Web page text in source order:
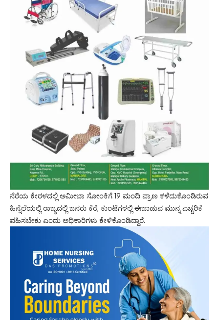
ನೆರೆಯ ಕೇರಳದಲ್ಲಿ ಅಮೀಬಾ ಸೋಂಕಿಗೆ 19 ಮಂದಿ ಪ್ರಾಣ ಕಳೆದುಕೊಂಡಿರುವ
ಹಿನ್ನೆಲೆಯಲ್ಲಿ ರಾಜ್ಯದಲ್ಲಿ ಜನರು ಕೆರೆ, ಕುಂಟೆಗಳಲ್ಲಿ ಈಜಾಡುವ ಮುನ್ನ ಎಚ್ಚರಿಕೆ
ವಹಿಸಬೇಕು ಎಂದು ಅಧಿಕಾರಿಗಳು ಕೇಳಿಕೊಂಡಿದ್ದಾರೆ.